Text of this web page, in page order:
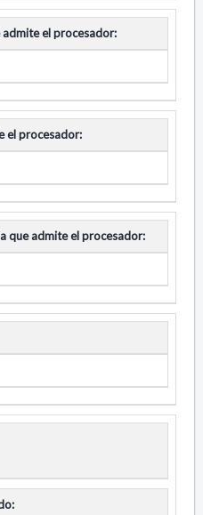
el procesador:
el procesador:
que admite el procesador: